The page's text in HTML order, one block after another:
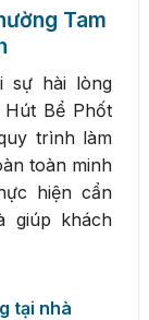
Tam
sự hài lòng
Bể Phốt
trình làm
toàn minh
hiện cẩn
giúp khách
tại nhà